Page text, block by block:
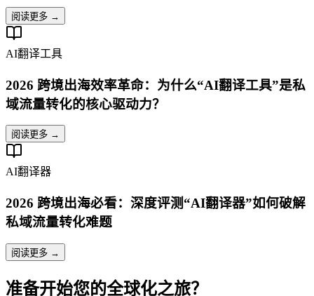
阅读更多 →
AI翻译工具
2026 跨境出海效率革命：为什么“AI翻译工具”是私
域流量转化的核心驱动力？
阅读更多 →
AI翻译器
2026 跨境出海必看：深度评测“AI翻译器”如何破解
私域流量转化难题
阅读更多 →
准备开始您的全球化之旅？